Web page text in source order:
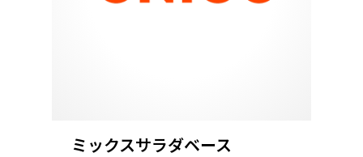
ミックスサラダベース